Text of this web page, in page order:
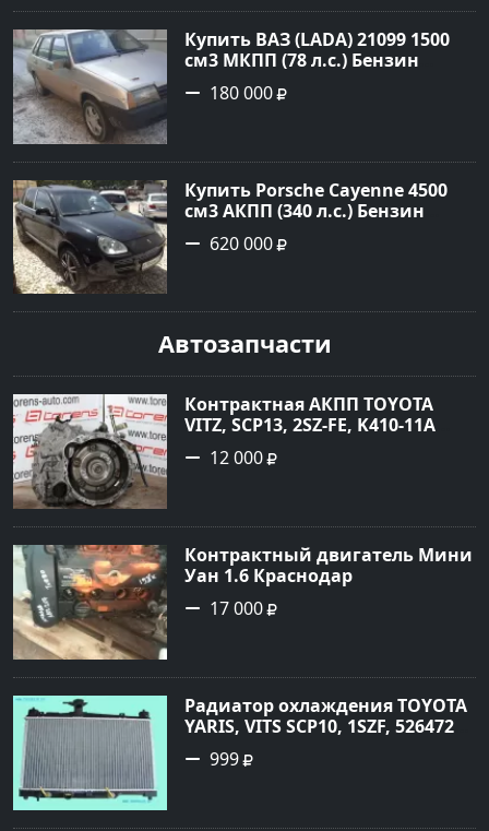
№3746 на сайте Авторынок23
Купить ВАЗ (LADA) 21099 1500
см3 МКПП (78 л.с.) Бензин
инжектор в Гостагаевская :
цвет Серебряный Седан 2001
Авторынок23
180 000
Купить Porsche Cayenne 4500
см3 АКПП (340 л.с.) Бензин
турбонаддув в Новороссийск:
цвет черный Внедорожник
сайте Авторынок23
620 000
Автозапчасти
Контрактная АКПП TOYOTA
VITZ, SCP13, 2SZ-FE, K410-11A
Ростов
12 000
Контрактный двигатель Мини
Уан 1.6 Краснодар
17 000
Радиатор охлаждения TOYOTA
YARIS, VITS SCP10, 1SZF, 5264720
Краснодар
999